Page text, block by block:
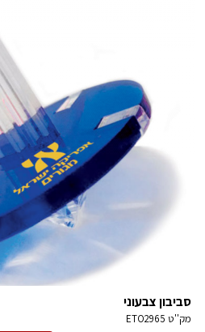
סביבון צבעוני
מק''ט ETO2965